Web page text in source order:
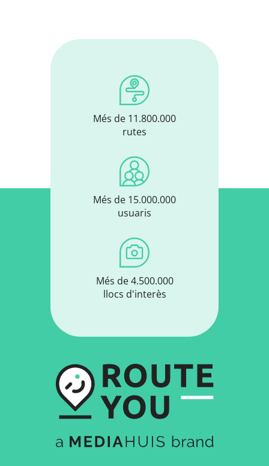
Més de 11.800.000
rutes
Més de 15.000.000
usuaris
Més de 4.500.000
llocs d'interès